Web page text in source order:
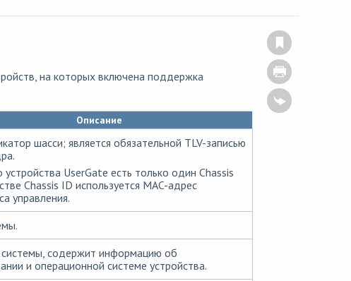
на которых включена поддержка
Описание
шасси; является обязательной TLV-записью
UserGate есть только один Chassis
Chassis ID используется MAC-адрес
управления.
содержит информацию об
и операционной системе устройства.